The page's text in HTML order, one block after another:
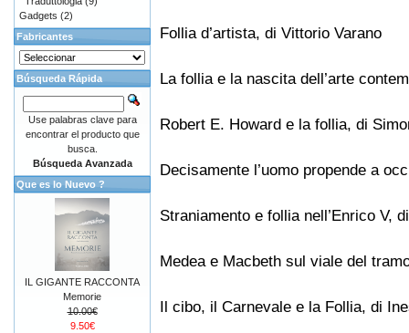
Follia d’artista, di Vittorio Varano
La follia e la nascita dell’arte
Robert E. Howard e la follia, di
Decisamente l’uomo propende a
Straniamento e follia nell’Enrico V,
Medea e Macbeth sul viale del
Il cibo, il Carnevale e la Follia, di
Gadgets (2)
Fabricantes
Búsqueda Rápida
Use palabras clave para
encontrar el producto que
busca.
Búsqueda Avanzada
Que es lo Nuevo ?
IL GIGANTE RACCONTA
Memorie
10.00€
9.50€